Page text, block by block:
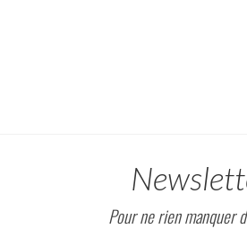
Pour ne rien manquer